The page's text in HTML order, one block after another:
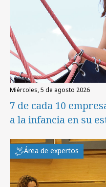
miércoles, 5 de agosto 2026
7 de cada 10
a la infancia en su
Área de expertos